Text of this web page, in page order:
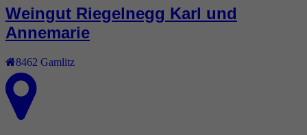
Weingut Riegelnegg Karl und
Annemarie
8462 Gamlitz